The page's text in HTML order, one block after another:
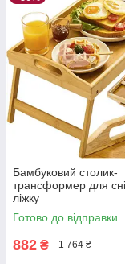
Бамбуковий столик-
трансформер для
ліжку
Готово до відправки
882 ₴ 1 764 ₴